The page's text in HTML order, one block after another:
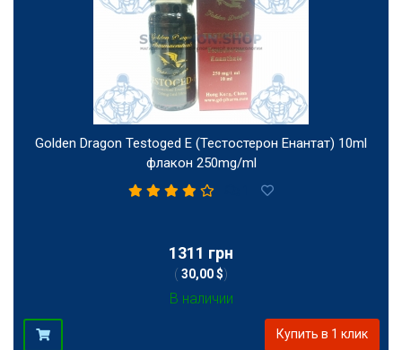
Golden Dragon Testoged E (Тестостерон Енантат) 10ml
флакон 250mg/ml
1311 грн
( 30,00 $)
В наличии
Купить в 1 клик